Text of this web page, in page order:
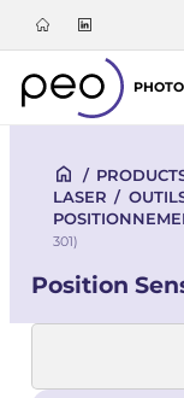
/
LASER /
301)
Position